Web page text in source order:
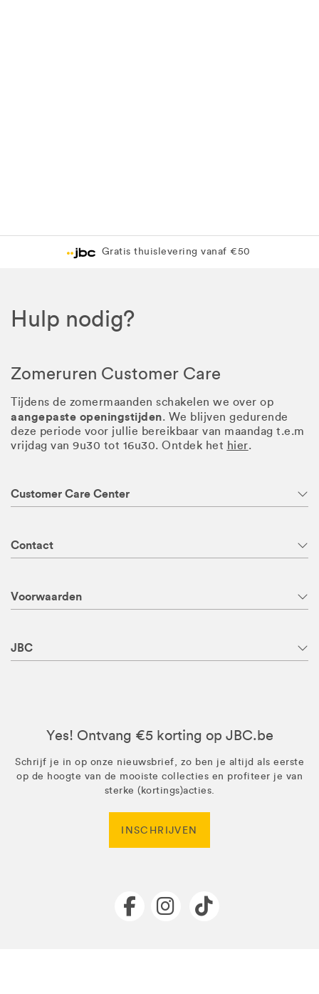
Gratis thuislevering vanaf €50
Hulp nodig?
Zomeruren Customer Care
Tijdens de zomermaanden schakelen we over op
aangepaste openingstijden. We blijven gedurende
deze periode voor jullie bereikbaar van maandag t.e.m
vrijdag van 9u30 tot 16u30. Ontdek het hier.
Customer Care Center
Contact
Voorwaarden
JBC
Yes! Ontvang €5 korting op JBC.be
Schrijf je in op onze nieuwsbrief, zo ben je altijd als eerste
op de hoogte van de mooiste collecties en profiteer je van
sterke (kortings)acties.
INSCHRIJVEN